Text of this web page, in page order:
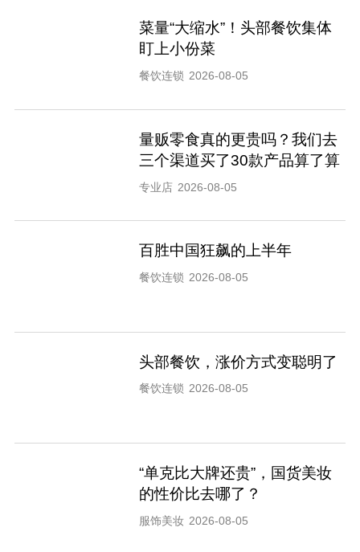
菜量“大缩水”！头部餐饮集体
盯上小份菜
餐饮连锁 2026-08-05
量贩零食真的更贵吗？我们去
三个渠道买了30款产品算了算
专业店 2026-08-05
百胜中国狂飙的上半年
餐饮连锁 2026-08-05
头部餐饮，涨价方式变聪明了
餐饮连锁 2026-08-05
“单克比大牌还贵”，国货美妆
的性价比去哪了？
服饰美妆 2026-08-05